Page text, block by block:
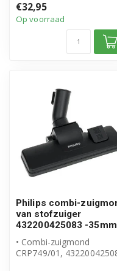
product
• Voor laminaat, v...
€32,95
Op voorraad
Philips combi-
van stofzuiger
432200425083 -35mm
• Combi-zuigmond
CRP749/01,